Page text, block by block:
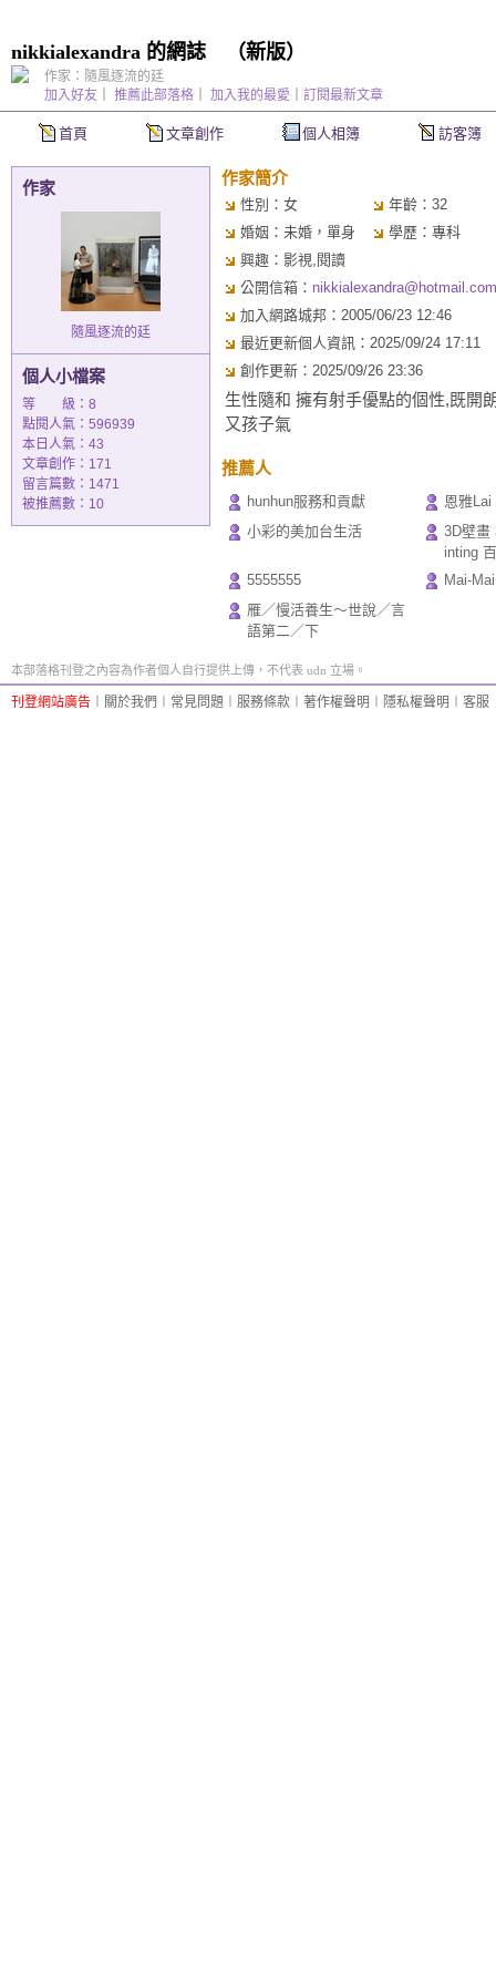
nikkialexandra 的網誌 （新版）
首頁 文章創作 個人相簿 訪客簿
加入好友 推薦此部落格 加入我的最愛 訂閱最新文章
作家：隨風逐流的廷
作家
隨風逐流的廷
個人小檔案
等 級：8
點閱人氣：596939
本日人氣：43
文章創作：171
留言篇數：1471
被推薦數： 10
作家簡介
性別：女
年齡：32
婚姻：未婚，單身
學歷：專科
興趣：影視,閱讀
公開信箱： nikkialexandra@hotmail.com
加入網路城邦：2005/06/23 12:46
最近更新個人資訊：2025/09/24 17:11
創作更新：2025/09/26 23:36
生性隨和 擁有射手優點的個性,既開
又孩子氣
推薦人
hunhun服務和貢獻
恩雅Lai
小彩的美加台生活
3D壁畫
inting
5555555
Mai-Mai
雁／慢活養生～世說／言
語第二／下
本部落格刊登之內容為作者個人自行提供上傳，不代表 udn 立場。
刊登網站廣告 關於我們 常見問題 服務條款 著作權聲明 隱私權聲明 客服